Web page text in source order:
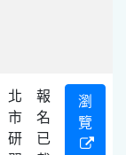
北
市
研
報
名
已
瀏
覽